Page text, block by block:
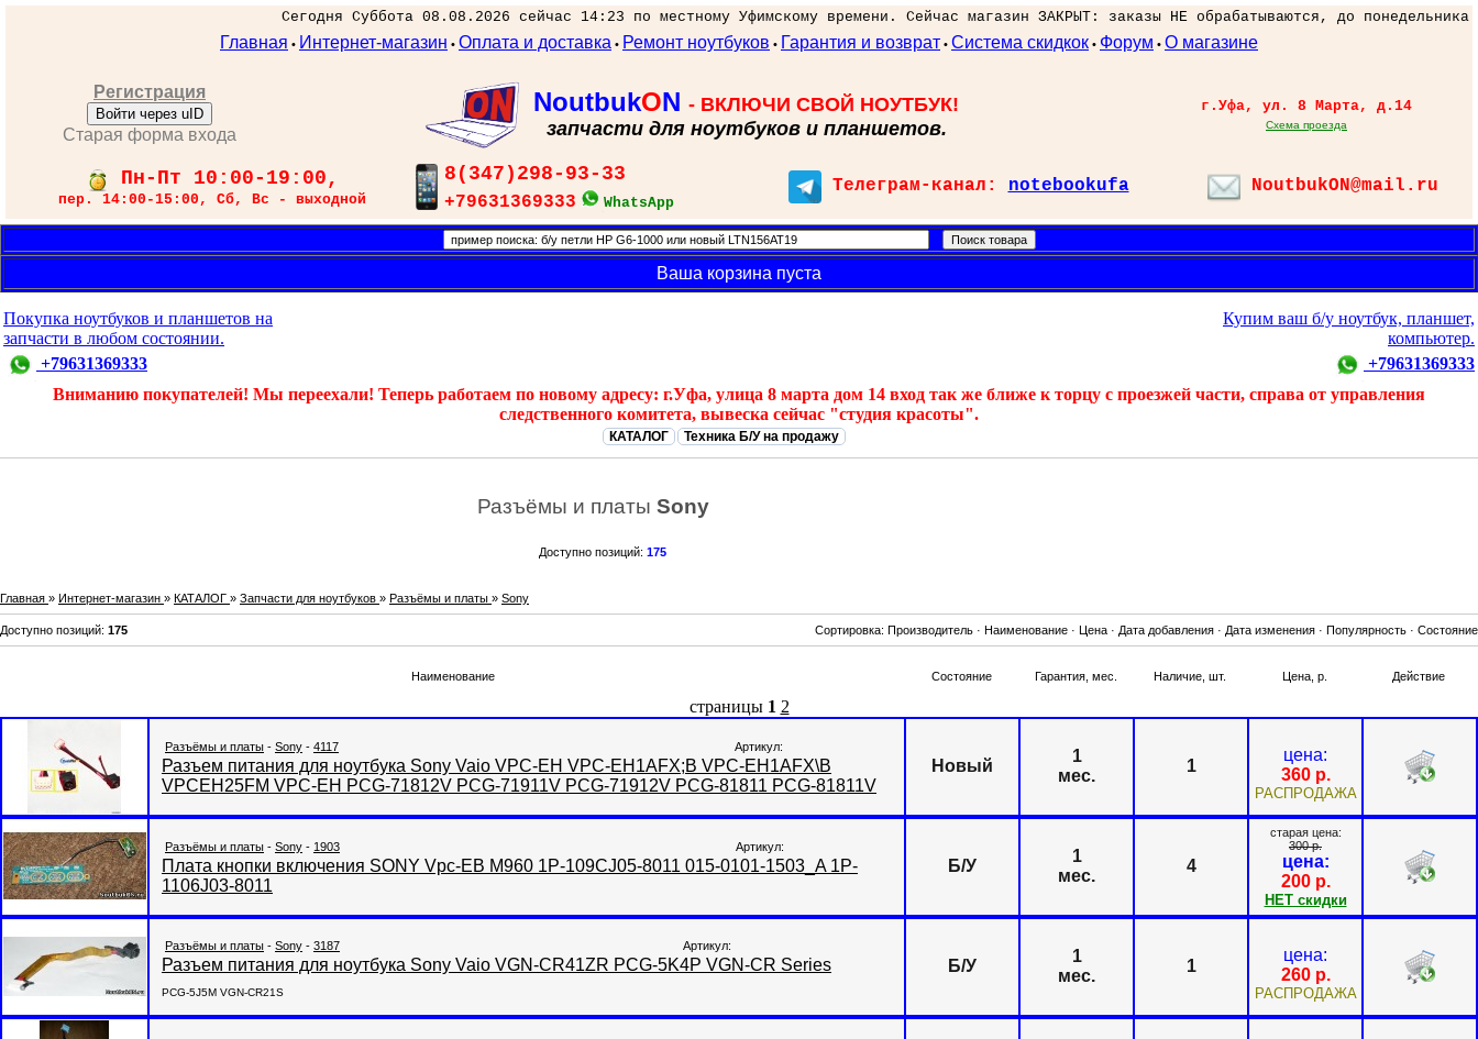
Сегодня Суббота 08.08.2026 сейчас 14:23 по местному Уфимскому времени. Сейчас магазин ЗАКРЫТ: заказы НЕ обрабатываются, до понедельника
Главная • Интернет-магазин • Оплата и доставка • Ремонт ноутбуков • Гарантия и возврат • Система скидкок • Форум • О магазине
Регистрация
Войти через uID
Старая форма входа
NoutbukON - ВКЛЮЧИ СВОЙ НОУТБУК!
запчасти для ноутбуков и планшетов.
г.Уфа, ул. 8 Марта, д.14
Схема проезда
Пн-Пт 10:00-19:00,
пер. 14:00-15:00, Сб, Вс - выходной
8(347)298-93-33
+79631369333 WhatsApp
Телеграм-канал: notebookufa NoutbukON@mail.ru
Ваша корзина пуста
Покупка ноутбуков и планшетов на
запчасти в любом состоянии.
+79631369333
Купим ваш б/у ноутбук, планшет,
компьютер.
+79631369333
Вниманию покупателей! Мы переехали! Теперь работаем по новому адресу: г.Уфа, улица 8 марта дом 14 вход так же ближе к торцу с проезжей части, справа от управления
следственного комитета, вывеска сейчас "студия красоты".
КАТАЛОГ Техника Б/У на продажу
Разъёмы и платы Sony
Доступно позиций: 175
Главная » Интернет-магазин » КАТАЛОГ » Запчасти для ноутбуков » Разъёмы и платы » Sony
Доступно позиций: 175 Сортировка: Производитель · Наименование · Цена · Дата добавления · Дата изменения · Популярность · Состояние
Наименование Состояние Гарантия, мес. Наличие, шт. Цена, р. Действие
страницы 1 2
Разъёмы и платы - Sony - 4117 Артикул:
Разъем питания для ноутбука Sony Vaio VPC-EH VPC-EH1AFX;B VPC-EH1AFX\B
VPCEH25FM VPC-EH PCG-71812V PCG-71911V PCG-71912V PCG-81811 PCG-81811V
Новый
1
мес.
1
цена:
360р.
РАСПРОДАЖА
Разъёмы и платы - Sony - 1903 Артикул:
Плата кнопки включения SONY Vpc-EB M960 1P-109CJ05-8011 015-0101-1503_A 1P-
1106J03-8011
Б/У
1
мес.
4
старая цена:
300р.
цена:
200р.
НЕТ скидки
Разъёмы и платы - Sony - 3187 Артикул:
Разъем питания для ноутбука Sony Vaio VGN-CR41ZR PCG-5K4P VGN-CR Series
PCG-5J5M VGN-CR21S
Б/У
1
мес.
1
цена:
260р.
РАСПРОДАЖА